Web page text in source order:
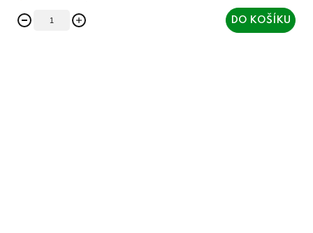
DO KOŠÍKU